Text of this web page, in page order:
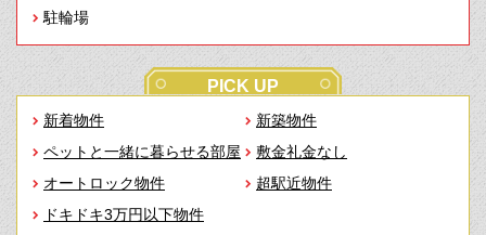
駐輪場
PICK UP
新着物件
新築物件
ペットと一緒に暮らせる部屋
敷金礼金なし
オートロック物件
超駅近物件
ドキドキ3万円以下物件